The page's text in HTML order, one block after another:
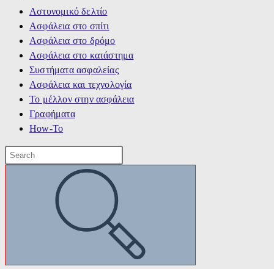
Αστυνομικό δελτίο
Ασφάλεια στο σπίτι
Ασφάλεια στο δρόμο
Ασφάλεια στο κατάστημα
Συστήματα ασφαλείας
Ασφάλεια και τεχνολογία
Το μέλλον στην ασφάλεια
Γραφήματα
How-To